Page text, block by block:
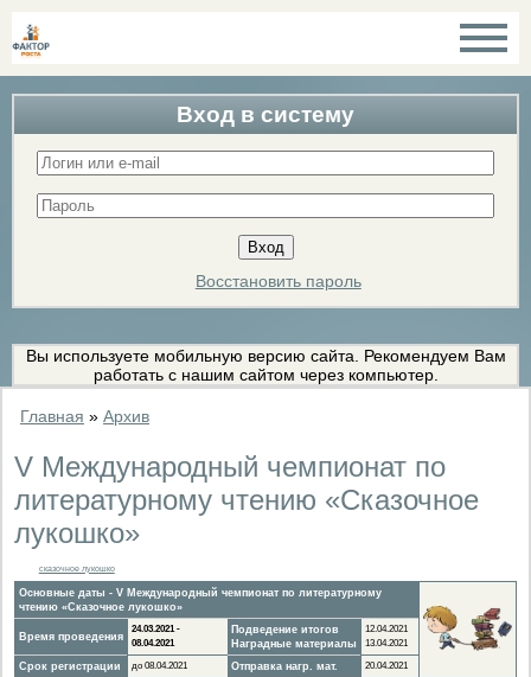
Вход в систему
Восстановить пароль
Вы используете мобильную версию сайта. Рекомендуем Вам
работать с нашим сайтом через компьютер.
Главная » Архив
V Международный чемпионат по
литературному чтению «Сказочное
лукошко»
сказочное лукошко
Основные даты - V Международный чемпионат по литературному
чтению «Сказочное лукошко»
Время проведения
24.03.2021 -
08.04.2021
Подведение итогов
Наградные материалы
12.04.2021
13.04.2021
Срок регистрации до 08.04.2021 Отправка нагр. мат. 20.04.2021